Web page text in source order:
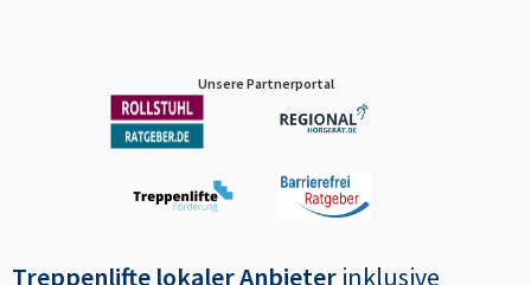
Unsere Partnerportal
Treppenlifte lokaler Anbieter inklusive